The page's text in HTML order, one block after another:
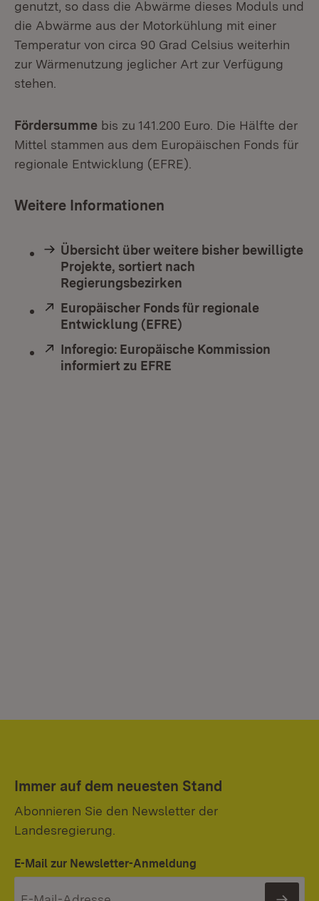
genutzt, so dass die Abwärme dieses Moduls und
die Abwärme aus der Motorkühlung mit einer
Temperatur von circa 90 Grad Celsius weiterhin
zur Wärmenutzung jeglicher Art zur Verfügung
stehen.
Fördersumme bis zu 141.200 Euro. Die Hälfte der
Mittel stammen aus dem Europäischen Fonds für
regionale Entwicklung (EFRE).
Weitere Informationen
Übersicht über weitere bisher bewilligte
Projekte, sortiert nach
Regierungsbezirken
Extern:
Europäischer Fonds für regionale
Entwicklung (EFRE)
Extern:
Inforegio: Europäische Kommission
informiert zu EFRE
Immer auf dem neuesten Stand
Abonnieren Sie den Newsletter der
Landesregierung.
E-Mail zur Newsletter-Anmeldung